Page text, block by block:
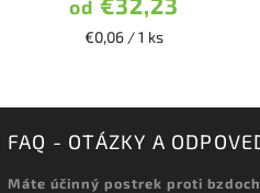
od
€0,06 / 1 ks
FAQ - OTÁZKY A
Máte účinný postrek proti